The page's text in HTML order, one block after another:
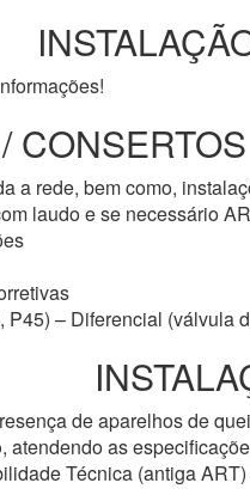
a rede, bem como,
laudo e se necessário
P45) – Diferencial (válvula
de aparelhos de
, atendendo as
Técnica (antiga